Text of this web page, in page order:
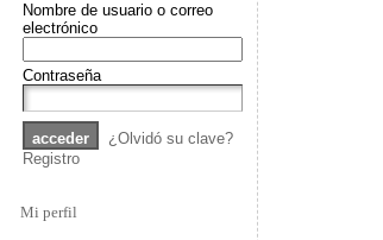
Nombre de usuario o correo
electrónico
Contraseña
¿Olvidó su clave?
Registro
Mi perfil